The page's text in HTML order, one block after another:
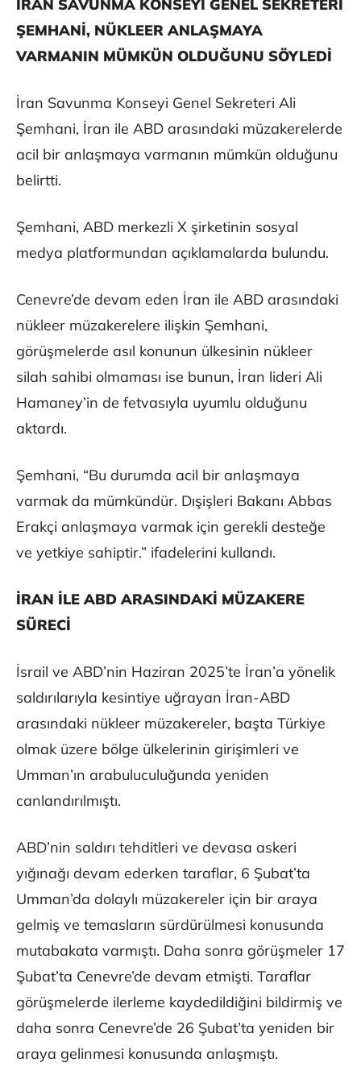
İRAN SAVUNMA KONSEYİ GENEL SEKRETERİ
ŞEMHANİ, NÜKLEER ANLAŞMAYA
VARMANIN MÜMKÜN OLDUĞUNU SÖYLEDİ
İran Savunma Konseyi Genel Sekreteri Ali
Şemhani, İran ile ABD arasındaki müzakerelerde
acil bir anlaşmaya varmanın mümkün olduğunu
belirtti.
Şemhani, ABD merkezli X şirketinin sosyal
medya platformundan açıklamalarda bulundu.
Cenevre’de devam eden İran ile ABD arasındaki
nükleer müzakerelere ilişkin Şemhani,
görüşmelerde asıl konunun ülkesinin nükleer
silah sahibi olmaması ise bunun, İran lideri Ali
Hamaney’in de fetvasıyla uyumlu olduğunu
aktardı.
Şemhani, “Bu durumda acil bir anlaşmaya
varmak da mümkündür. Dışişleri Bakanı Abbas
Erakçi anlaşmaya varmak için gerekli desteğe
ve yetkiye sahiptir.” ifadelerini kullandı.
İRAN İLE ABD ARASINDAKİ MÜZAKERE
SÜRECİ
İsrail ve ABD’nin Haziran 2025’te İran’a yönelik
saldırılarıyla kesintiye uğrayan İran-ABD
arasındaki nükleer müzakereler, başta Türkiye
olmak üzere bölge ülkelerinin girişimleri ve
Umman’ın arabuluculuğunda yeniden
canlandırılmıştı.
ABD’nin saldırı tehditleri ve devasa askeri
yığınağı devam ederken taraflar, 6 Şubat’ta
Umman’da dolaylı müzakereler için bir araya
gelmiş ve temasların sürdürülmesi konusunda
mutabakata varmıştı. Daha sonra görüşmeler 17
Şubat’ta Cenevre’de devam etmişti. Taraflar
görüşmelerde ilerleme kaydedildiğini bildirmiş ve
daha sonra Cenevre’de 26 Şubat’ta yeniden bir
araya gelinmesi konusunda anlaşmıştı.